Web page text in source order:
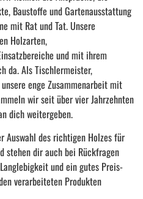
Baustoffe und Gartenausstattung
mit Rat und Tat. Unsere
Holzarten,
und mit ihrem
da. Als Tischlermeister,
enge Zusammenarbeit mit
wir seit über vier Jahrzehnten
dich weitergeben.
Auswahl des richtigen Holzes für
stehen dir auch bei Rückfragen
und ein gutes Preis-
verarbeiteten Produkten